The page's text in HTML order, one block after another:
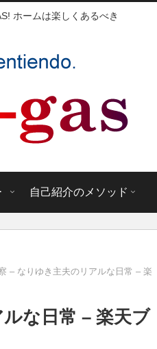
ホームは楽しくあるべき
自己紹介のメソッド
– なりゆき主夫のリアルな日常 – 楽
な日常 – 楽天ブ